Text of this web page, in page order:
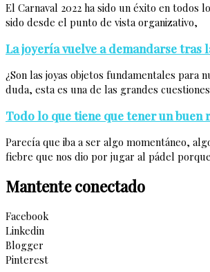
El Carnaval 2022 ha sido un éxito en todos
sido desde el punto de vista organizativo,
La joyería vuelve a demandarse tras
¿Son las joyas objetos fundamentales para
duda, esta es una de las grandes
Todo lo que tiene que tener un buen
Parecía que iba a ser algo momentáneo,
fiebre que nos dio por jugar al pádel porque
Mantente conectado
Facebook
Linkedin
Blogger
Pinterest